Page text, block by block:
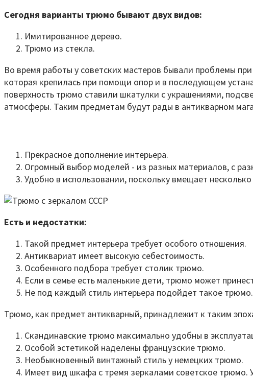
Сегодня варианты трюмо бывают двух видов:
Имитированное дерево.
Трюмо из стекла.
Во время работы у советских мастеров бывали проблемы
которая крепилась при помощи опор и в последующем
поверхность трюмо ставили шкатулки с украшениями,
атмосферы. Таким предметам будут рады в антикварном
Прекрасное дополнение интерьера.
Огромный выбор моделей - из разных материалов, с
Удобно в использовании, поскольку вмещает
Есть и недостатки:
Такой предмет интерьера требует особого отношения.
Антиквариат имеет высокую себестоимость.
Особенного подбора требует столик трюмо.
Если в семье есть маленькие дети, трюмо может
Не под каждый стиль интерьера подойдет такое трюмо.
Трюмо, как предмет антикварный, принадлежит к таким
Скандинавские трюмо максимально удобны в
Особой эстетикой наделены французские трюмо.
Необыкновенный винтажный стиль у немецких трюмо.
Имеет вид шкафа с тремя зеркалами советское трюмо.